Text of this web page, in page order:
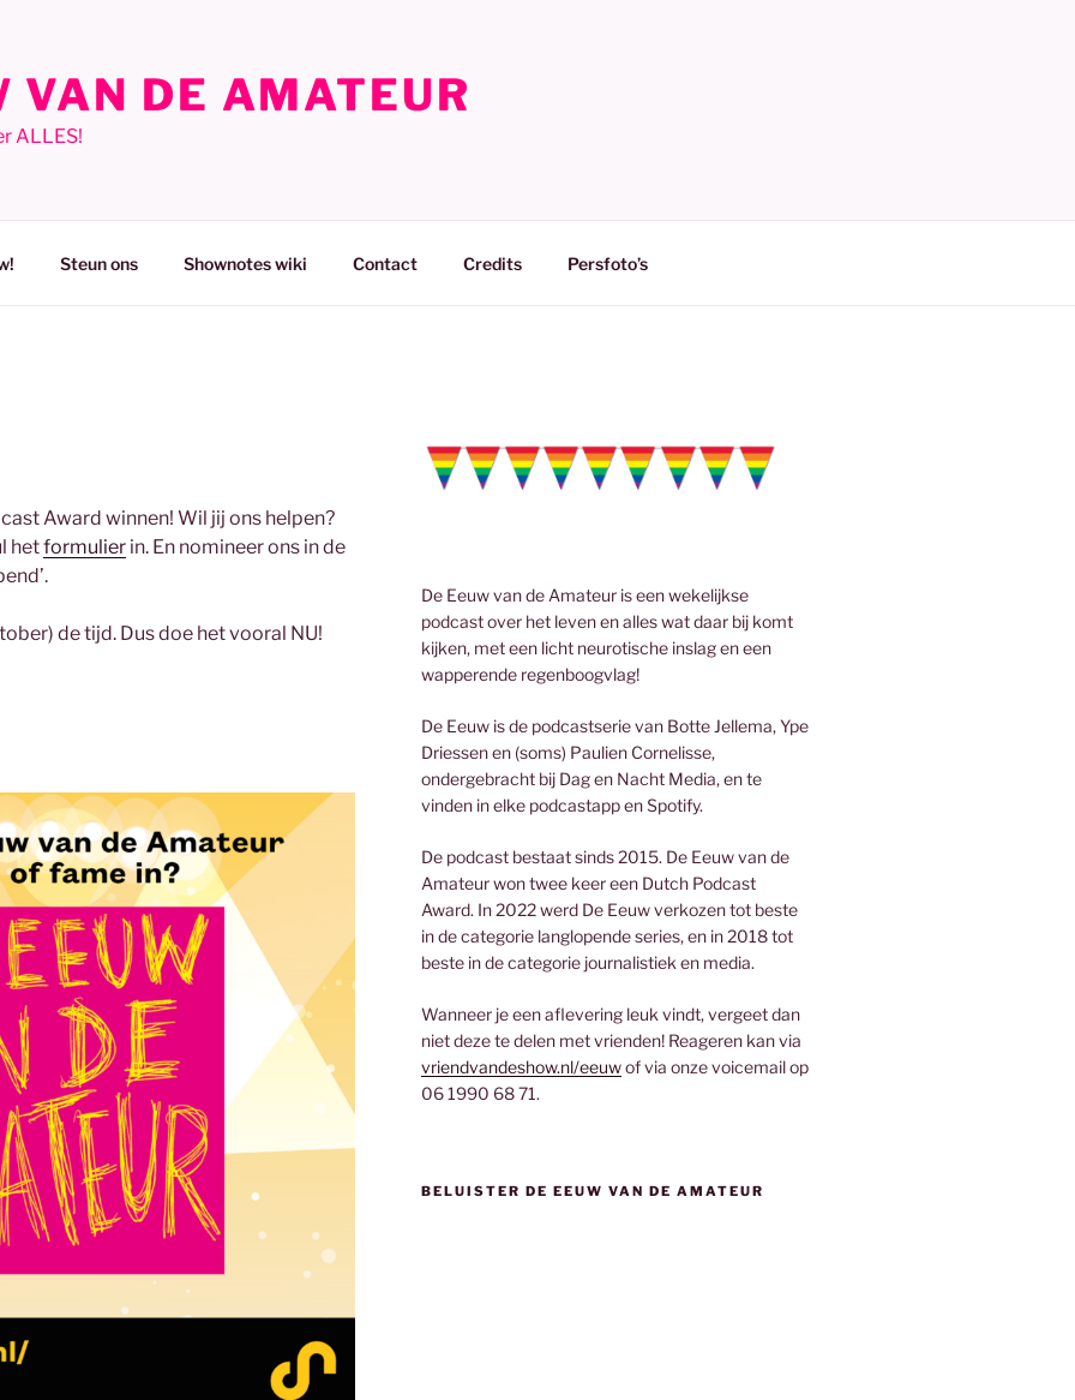
VAN DE AMATEUR
ALLES!
Steun ons Shownotes wiki Contact Credits Persfoto’s
Award winnen! Wil jij ons helpen?
hetformulier in. En nomineer ons in de
de tijd. Dus doe het vooral NU!
De Eeuw van de Amateur is een wekelijkse
podcast over het leven en alles wat daar bij komt
kijken, met een licht neurotische inslag en een
wapperende regenboogvlag!
De Eeuw is de podcastserie van Botte Jellema, Ype
Driessen en (soms) Paulien Cornelisse,
ondergebracht bij Dag en Nacht Media, en te
vinden in elke podcastapp en Spotify.
De podcast bestaat sinds 2015. De Eeuw van de
Amateur won twee keer een Dutch Podcast
Award. In 2022 werd De Eeuw verkozen tot beste
in de categorie langlopende series, en in 2018 tot
beste in de categorie journalistiek en media.
Wanneer je een aflevering leuk vindt, vergeet dan
niet deze te delen met vrienden! Reageren kan via
vriendvandeshow.nl/eeuwof via onze voicemail op
06 1990 68 71.
BELUISTER DE EEUW VAN DE AMATEUR